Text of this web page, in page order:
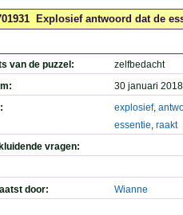
Explosief antwoord dat de
van de puzzel:
zelfbedacht
30 januari
explosief,
essentie, raakt
vragen:
door: Wianne